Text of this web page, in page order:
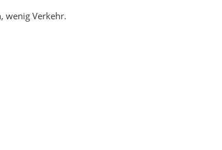
wenig Verkehr.